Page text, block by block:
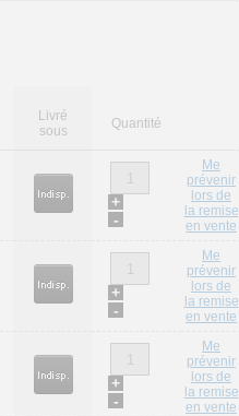
Livré
sous
Quantité
+
-
Me
prévenir
lors de
la remise
en vente
+
-
Me
prévenir
lors de
la remise
en vente
+
-
Me
prévenir
lors de
la remise
en vente